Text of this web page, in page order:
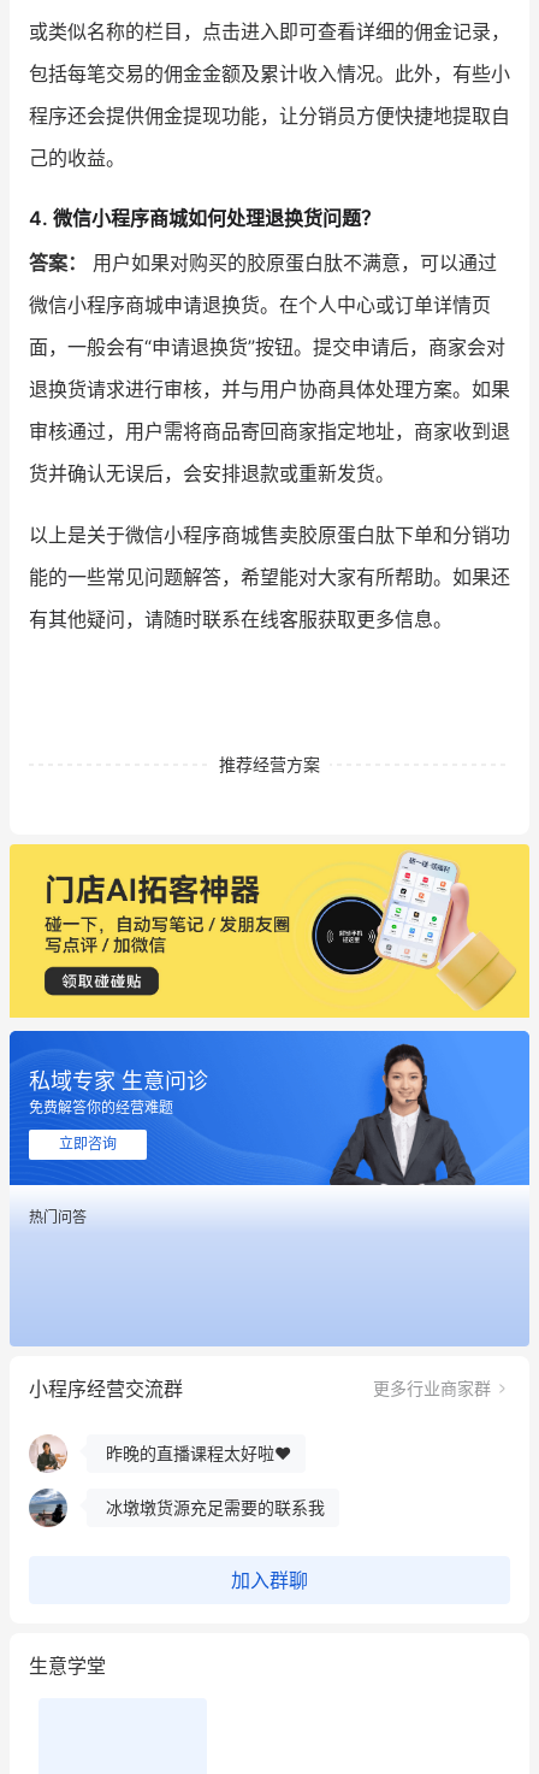
或类似名称的栏目，点击进入即可查看详细的佣金记录，
包括每笔交易的佣金金额及累计收入情况。此外，有些小
程序还会提供佣金提现功能，让分销员方便快捷地提取自
己的收益。
4. 微信小程序商城如何处理退换货问题？
答案：
用户如果对购买的胶原蛋白肽不满意，可以通过
微信小程序商城申请退换货。在个人中心或订单详情页
面，一般会有“申请退换货”按钮。提交申请后，商家会对
退换货请求进行审核，并与用户协商具体处理方案。如果
审核通过，用户需将商品寄回商家指定地址，商家收到退
货并确认无误后，会安排退款或重新发货。
以上是关于微信小程序商城售卖胶原蛋白肽下单和分销功
能的一些常见问题解答，希望能对大家有所帮助。如果还
有其他疑问，请随时联系在线客服获取更多信息。
推荐经营方案
私域专家 生意问诊
免费解答你的经营难题
立即咨询
热门问答
小程序经营交流群 更多行业商家群
用有赞就能在微信、小红书同时经营了
餐饮也得靠私域和服务提高竞争力
昨晚的直播课程太好啦❤️
冰墩墩货源充足需要的联系我
加入群聊
生意学堂